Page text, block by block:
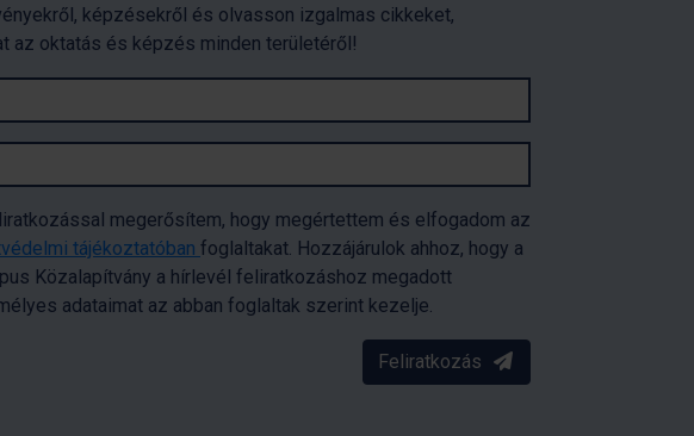
képzésekről és olvasson izgalmas cikkeket,
az oktatás és képzés minden területéről!
megerősítem, hogy megértettem és elfogadom az
tájékoztatóban foglaltakat. Hozzájárulok ahhoz, hogy a
Közalapítvány a hírlevél feliratkozáshoz megadott
adataimat az abban foglaltak szerint kezelje.
Feliratkozás